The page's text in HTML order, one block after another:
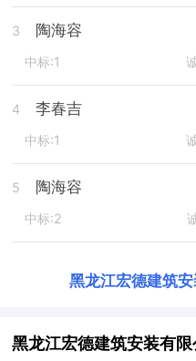
3 陶海容
中标:1
4 李春吉
中标:1
5 陶海容
中标:2
黑龙江宏德建筑安
黑龙江宏德建筑安装有